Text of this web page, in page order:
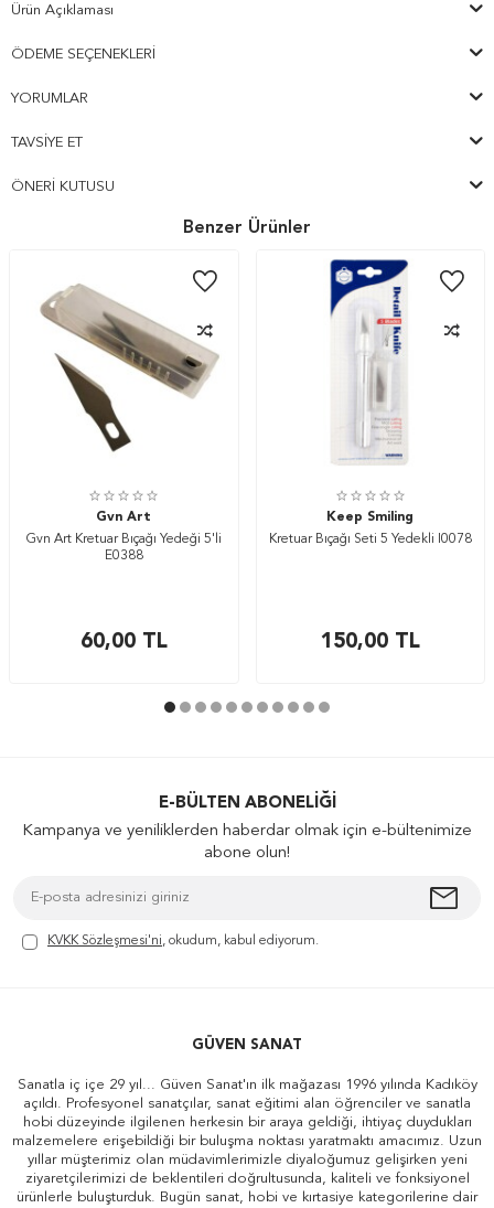
Ürün Açıklaması
ÖDEME SEÇENEKLERI
YORUMLAR
TAVSIYE ET
ÖNERI KUTUSU
Benzer Ürünler
Gvn Art
Gvn Art Kretuar Bıçağı Yedeği 5'li
E0388
60,00TL
Keep Smiling
Kretuar Bıçağı Seti 5 Yedekli I0078
150,00TL
E-BÜLTEN ABONELIĞI
Kampanya ve yeniliklerden haberdar olmak için e-bültenimize
abone olun!
KVKK Sözleşmesi'ni, okudum, kabul ediyorum.
GÜVEN SANAT
Sanatla iç içe 29 yıl... Güven Sanat'ın ilk mağazası 1996 yılında Kadıköy
açıldı. Profesyonel sanatçılar, sanat eğitimi alan öğrenciler ve sanatla
hobi düzeyinde ilgilenen herkesin bir araya geldiği, ihtiyaç duydukları
malzemelere erişebildiği bir buluşma noktası yaratmaktı amacımız. Uzun
yıllar müşterimiz olan müdavimlerimizle diyaloğumuz gelişirken yeni
ziyaretçilerimizi de beklentileri doğrultusunda, kaliteli ve fonksiyonel
ürünlerle buluşturduk. Bugün sanat, hobi ve kırtasiye kategorilerine dair